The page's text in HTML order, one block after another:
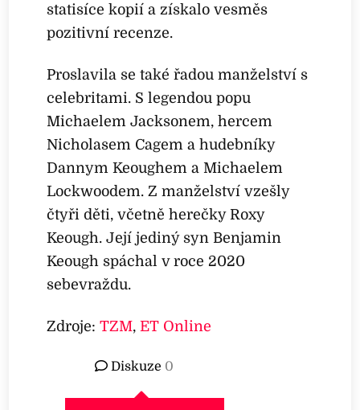
statisíce kopií a získalo vesměs
pozitivní recenze.
Proslavila se také řadou manželství s
celebritami. S legendou popu
Michaelem Jacksonem, hercem
Nicholasem Cagem a hudebníky
Dannym Keoughem a Michaelem
Lockwoodem. Z manželství vzešly
čtyři děti, včetně herečky Roxy
Keough. Její jediný syn Benjamin
Keough spáchal v roce 2020
sebevraždu.
Zdroje:TZM,ET Online
Diskuze 0